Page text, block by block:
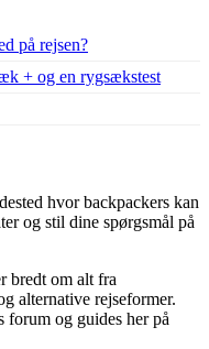
på rejsen?
+ og en rygsækstest
hvor backpackers kan
og stil dine spørgsmål på
bredt om alt fra
alternative rejseformer.
og guides her på